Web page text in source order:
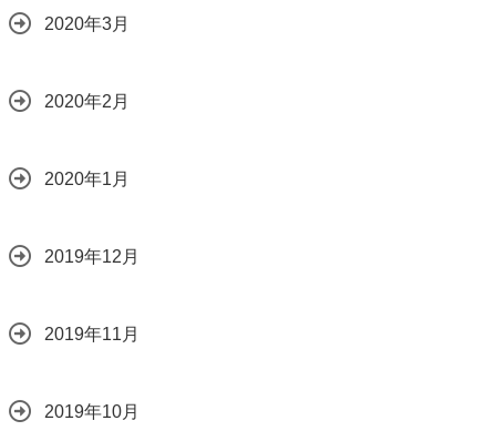
2020年3月
2020年2月
2020年1月
2019年12月
2019年11月
2019年10月